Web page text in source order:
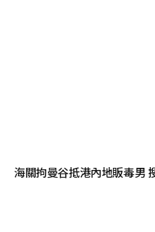
海關拘曼谷抵港內地販毒男